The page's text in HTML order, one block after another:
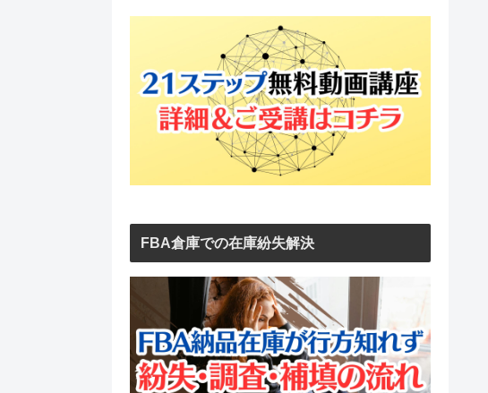
FBA倉庫での在庫紛失解決